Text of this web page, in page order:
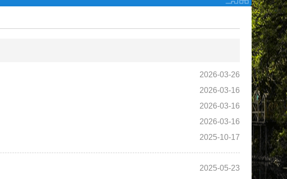
2026-03-26
2026-03-16
2026-03-16
2026-03-16
2025-10-17
2025-05-23